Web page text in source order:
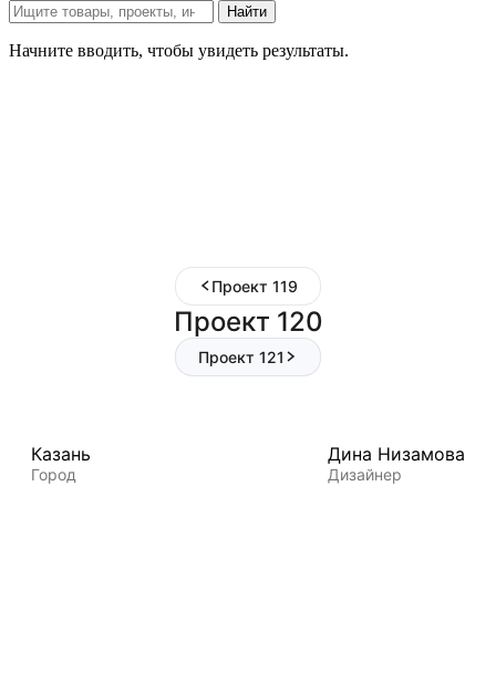
Найти
Начните вводить, чтобы увидеть результаты.
Проект 119
Проект 120
Проект 121
Казань
Город
Дина Низамова
Дизайнер